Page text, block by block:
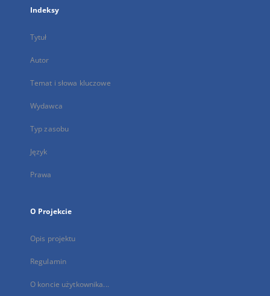
Indeksy
Tytuł
Autor
Temat i słowa kluczowe
Wydawca
Typ zasobu
Język
Prawa
O Projekcie
Opis projektu
Regulamin
O koncie użytkownika...